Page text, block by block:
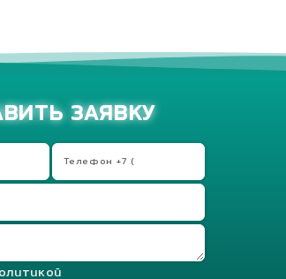
ЗАЯВКУ